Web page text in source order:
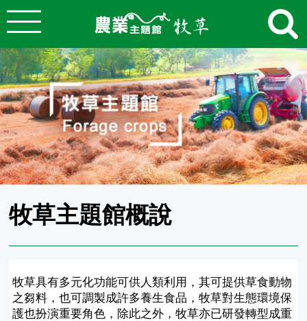
跳到主要內容
農業知識入口網
牧草主題館概說
牧草具有多元化功能可供人類利用，其可提供草食動物
之芻料，也可調製成許多養生食品，牧草對生態環境保
護也扮演重要角色，除此之外，牧草亦已研發轉型成重